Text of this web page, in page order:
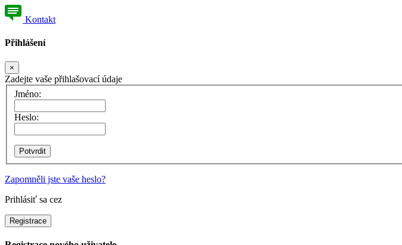
Kontakt
Přihlášení
×
Zadejte vaše přihlašovací údaje
Jméno:
Heslo:
Zapomněli jste vaše heslo?
Prihlásiť sa cez
Registrace